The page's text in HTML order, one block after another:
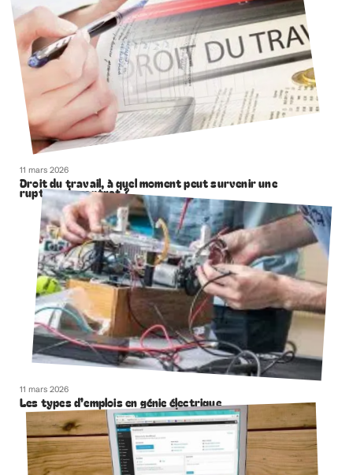
11 mars 2026
Droit du travail, à quel moment peut survenir une
rupture de contrat ?
11 mars 2026
Les types d’emplois en génie électrique